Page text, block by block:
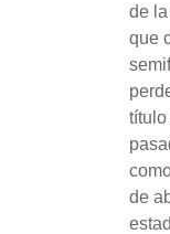
de
que
de